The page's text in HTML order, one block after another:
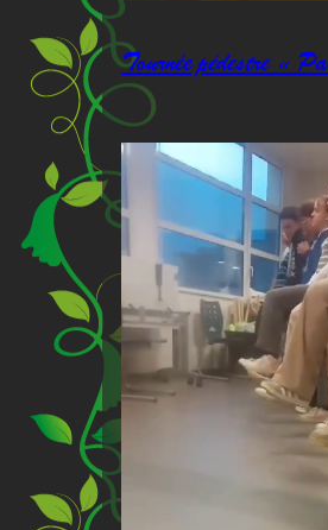
Tournée pédestre «